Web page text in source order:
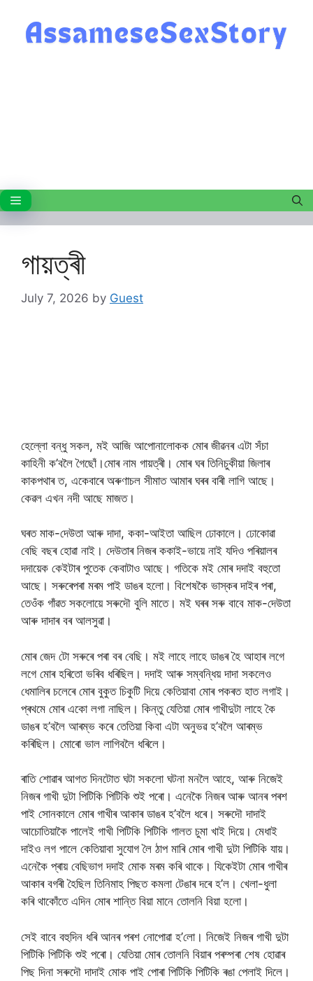
content
Menu
গায়ত্ৰী
July 7, 2026 by Guest
হেল্লো বন্ধু সকল, মই আজি আপোনালোকক মোৰ জীৱনৰ এটা সঁচা
কাহিনী ক’বলৈ গৈছোঁ।মোৰ নাম গায়ত্ৰী। মোৰ ঘৰ তিনিচুকীয়া জিলাৰ
কাকপথাৰ ত, একেবাৰে অৰুণাচল সীমাত আমাৰ ঘৰৰ বাৰী লাগি আছে।
কেৱল এখন নদী আছে মাজত।
ঘৰত মাক-দেউতা আৰু দাদা, ককা-আইতা আছিল ঢোকালে। ঢোকোৱা
বেছি বছৰ হোৱা নাই। দেউতাৰ নিজৰ ককাই-ভায়ে নাই যদিও পৰিয়ালৰ
দদায়েক কেইটাৰ পুতেক কেবাটাও আছে। গতিকে মই মোৰ দদাই বহুতো
আছে। সৰুৰেপৰা মৰম পাই ডাঙৰ হলো। বিশেষকৈ ভাস্কৰ দাইৰ পৰা,
তেওঁক গাঁৱত সকলোয়ে সৰুদৌ বুলি মাতে। মই ঘৰৰ সৰু বাবে মাক-দেউতা
আৰু দাদাৰ বৰ আলসুৱা।
মোৰ জেদ টো সৰুৰে পৰা বৰ বেছি। মই লাহে লাহে ডাঙৰ হৈ আহাৰ লগে
লগে মোৰ হৰিতো ভৰিব ধৰিছিল। দদাই আৰু সম্বন্ধিয় দাদা সকলেও
ধেমালিৰ চলেৰে মোৰ বুকুত চিকুটি দিয়ে কেতিয়াবা মোৰ পকৰত হাত লগাই।
প্ৰথমে মোৰ একো লগা নাছিল। কিন্তু যেতিয়া মোৰ গাখীদুটা লাহে কৈ
ডাঙৰ হ’বলৈ আৰম্ভ কৰে তেতিয়া কিবা এটা অনুভৱ হ’বলৈ আৰম্ভ
কৰিছিল। মোৰো ভাল লাগিবলৈ ধৰিলে।
ৰাতি শোৱাৰ আগত দিনটোত ঘটা সকলো ঘটনা মনলৈ আহে, আৰু নিজেই
নিজৰ গাখী দুটা পিটিকি পিটিকি শুই পৰো। এনেকৈ নিজৰ আৰু আনৰ পৰশ
পাই সোনকালে মোৰ গাখীৰ আকাৰ ডাঙৰ হ’বলৈ ধৰে। সৰুদৌ দাদাই
আচোতিয়াকৈ পালেই গাখী পিটিকি পিটিকি গালত চুমা খাই দিয়ে। মেধাই
দাইও লগ পালে কেতিয়াবা সুযোগ লৈ ঠাপ মাৰি মোৰ গাখী দুটা পিটিকি যায়।
এনেকৈ প্ৰায় বেছিভাগ দদাই মোক মৰম কৰি থাকে। যিকেইটা মোৰ গাখীৰ
আকাৰ বগৰী হৈছিল তিনিমাহ পিছত কমলা টেঙাৰ দৰে হ’ল। খেলা-ধুলা
কৰি থাকোঁতে এদিন মোৰ শান্তি বিয়া মানে তোলনি বিয়া হলো।
সেই বাবে বহুদিন ধৰি আনৰ পৰশ নোপোৱা হ’লো। নিজেই নিজৰ গাখী দুটা
পিটিকি পিটিকি শুই পৰো। যেতিয়া মোৰ তোলনি বিয়াৰ পৰম্পৰা শেষ হোৱাৰ
পিছ দিনা সৰুদৌ দাদাই মোক পাই পোৰা পিটিকি পিটিকি ৰঙা পেলাই দিলে।